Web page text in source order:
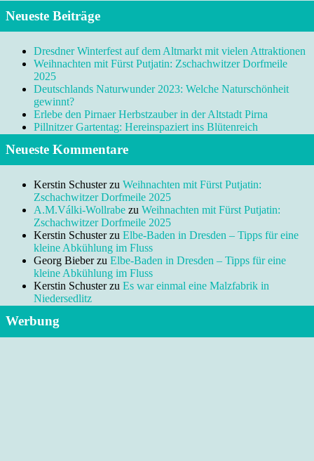
Neueste Beiträge
Dresdner Winterfest auf dem Altmarkt mit vielen Attraktionen
Weihnachten mit Fürst Putjatin: Zschachwitzer Dorfmeile
2025
Deutschlands Naturwunder 2023: Welche Naturschönheit
gewinnt?
Erlebe den Pirnaer Herbstzauber in der Altstadt Pirna
Pillnitzer Gartentag: Hereinspaziert ins Blütenreich
Neueste Kommentare
Kerstin Schusterzu Weihnachten mit Fürst Putjatin:
Zschachwitzer Dorfmeile 2025
A.M.Válki-Wollrabe zu Weihnachten mit Fürst Putjatin:
Zschachwitzer Dorfmeile 2025
Kerstin Schusterzu Elbe-Baden in Dresden – Tipps für eine
kleine Abkühlung im Fluss
Georg Bieberzu Elbe-Baden in Dresden – Tipps für eine
kleine Abkühlung im Fluss
Kerstin Schusterzu Es war einmal eine Malzfabrik in
Niedersedlitz
Werbung